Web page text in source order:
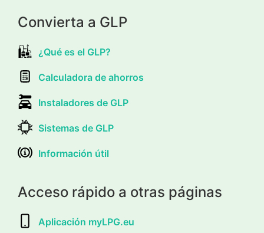
Convierta a GLP
¿Qué es el GLP?
Calculadora de ahorros
Instaladores de GLP
Sistemas de GLP
Información útil
Acceso rápido a otras páginas
Aplicación myLPG.eu